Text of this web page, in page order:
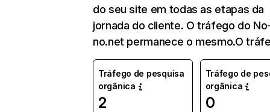
do seu site em todas as etapas da
jornada do cliente. O tráfego do
no.net permanece o mesmo.O
Tráfego de pesquisa
orgânica
2
Tráfego de
orgânica
0